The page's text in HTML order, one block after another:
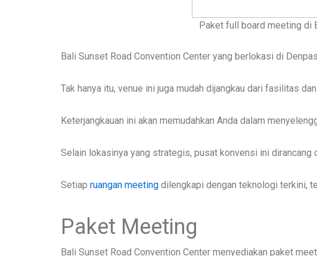
Paket full board meeting di
Bali Sunset Road Convention Center yang berlokasi di
Tak hanya itu, venue ini juga mudah dijangkau dari fasilitas
Keterjangkauan ini akan memudahkan Anda dalam
Selain lokasinya yang strategis, pusat konvensi ini
Setiap ruangan meeting dilengkapi dengan teknologi terkini,
Paket Meeting
Bali Sunset Road Convention Center menyediakan paket